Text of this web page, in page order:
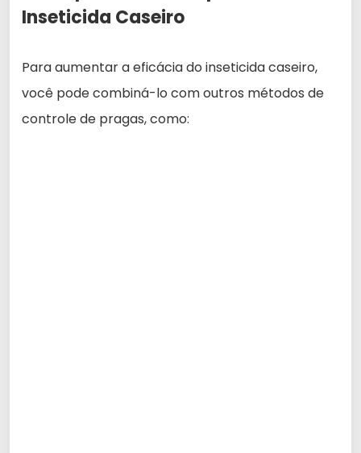
Inseticida Caseiro
Para aumentar a eficácia do inseticida caseiro,
você pode combiná-lo com outros métodos de
controle de pragas, como: